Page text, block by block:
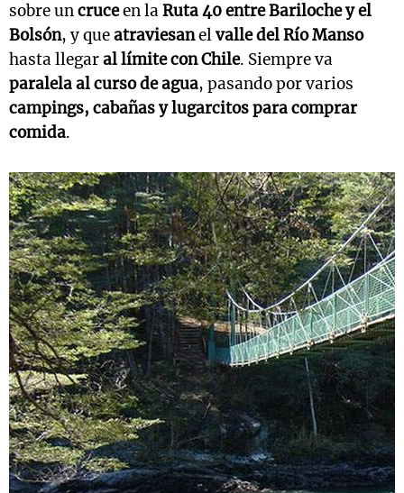
sobre uncruceen laRuta 40entre Bariloche y el
Bolsón, y queatraviesanelvalle del Río Manso
hasta llegaral límite con Chile. Siempre va
paralela al curso de agua, pasando por varios
campings, cabañas y lugarcitos para comprar
comida.